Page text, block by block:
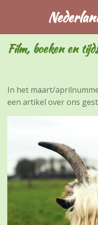
naar
de
Film, boeken en
In het maart/
een artikel over ons